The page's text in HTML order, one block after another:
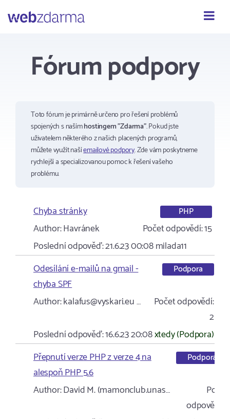
Fórum podpory
Toto fórum je primárně určeno pro řešení problémů
spojených s našímhostingem "Zdarma". Pokud jste
uživatelem některého z našich placených programů,
můžete využít našíemailové podpory. Zde vám poskytneme
rychlejší a specializovanou pomoc k řešení vašeho
problému.
Chyba stránky PHP
Author:Havránek Počet odpovědí:15
Poslední odpověď:21.6.23 00:08milada11
Odesílání e-mailů na gmail -
chyba SPF
Podpora
Author:kalafus@vyskari.eu …
Počet odpovědí:
2
Poslední odpověď:16.6.23 20:08xtedy (Podpora)
Přepnutí verze PHP z verze 4 na
alespoň PHP 5.6
Podpora
Author:David M. (mamonclub.unas…
Počet
odpovědí: